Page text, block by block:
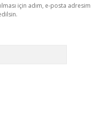
için adım, e-posta adresim